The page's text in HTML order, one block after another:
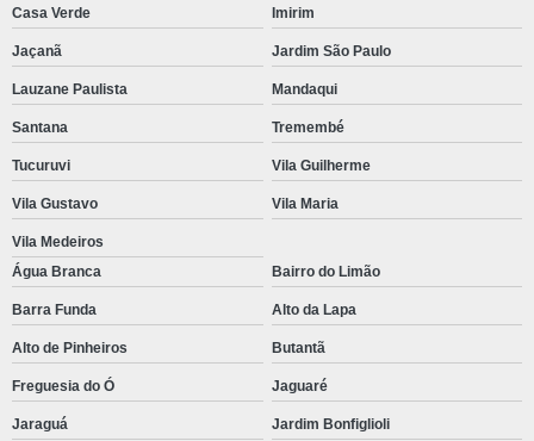
Caterpillar c9
Disa diesel
Distribuidor disa
Ecm caterpillar
Motor c4 4 caterpillar
Motor cat
Motor cat 320d
Motor cat c9
Motor cat perkins
Motor caterpillar 4 cilindros
Casa Verde Imirim
Jaçanã Jardim São Paulo
Lauzane Paulista Mandaqui
Santana Tremembé
Tucuruvi Vila Guilherme
Vila Gustavo Vila Maria
Vila Medeiros
Água Branca
Bairro do Limão
Barra Funda Alto da Lapa
Alto de Pinheiros Butantã
Freguesia do Ó Jaguaré
Jaraguá Jardim Bonfiglioli